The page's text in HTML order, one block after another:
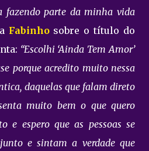
fazendo parte da minha vida
Fabinhosobre o título do
“Escolhi ‘Ainda Tem Amor’
porque acredito muito nessa
daquelas que falam direto
muito bem o que quero
e espero que as pessoas se
e sintam a verdade que